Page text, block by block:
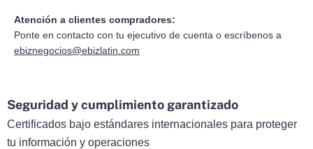
Atención a clientes compradores:
Ponte en contacto con tu ejecutivo de cuenta o escríbenos a
ebiznegocios@ebizlatin.com
Seguridad y cumplimiento garantizado
Certificados bajo estándares internacionales para proteger
tu información y operaciones